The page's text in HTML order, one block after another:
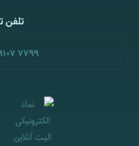
تلفن
7799